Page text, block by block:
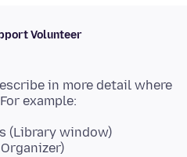
Volunteer
in more detail where
(Library window)